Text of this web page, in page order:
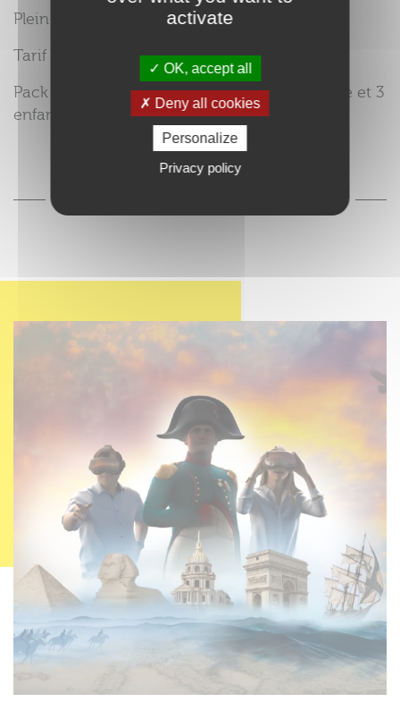
Plein tarif : 23€
Tarif -26 ans : 19€
Pack famille (2 adultes + 2 enfants ou 1 adulte et 3
enfants) : 75€
activate
OK, accept all
Deny all cookies
Personalize
Privacy policy